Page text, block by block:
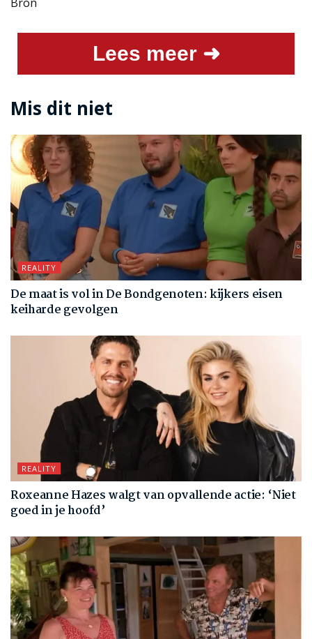
Lees meer ➜
Mis dit niet
REALITY
De maat is vol in De Bondgenoten: kijkers eisen
keiharde gevolgen
REALITY
Roxeanne Hazes walgt van opvallende actie: ‘Niet
goed in je hoofd’